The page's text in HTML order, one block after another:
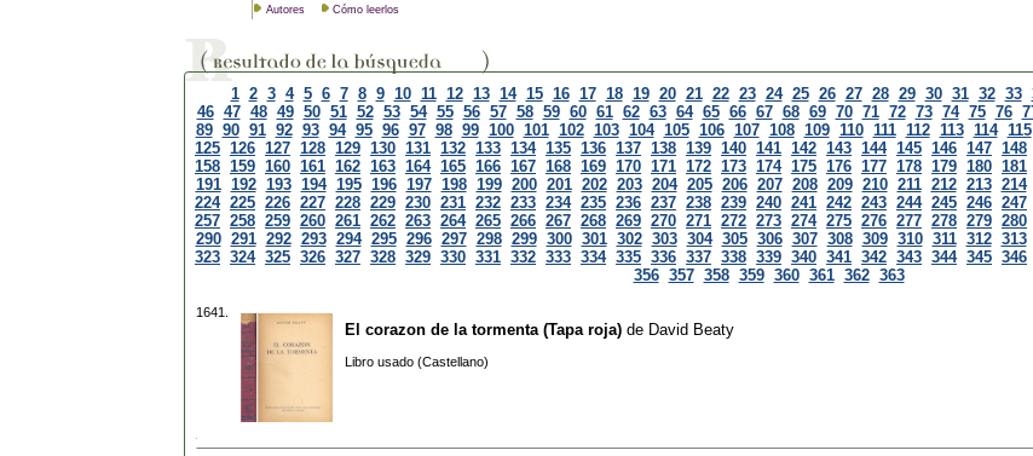
Autores Cómo leerlos
1 2 3 4 5 6 7 8 9 10 11 12 13 14 15 16 17 18 19 20 21 22 23 24 25 26 27 28 29 30 31 32 33
46 47 48 49 50 51 52 53 54 55 56 57 58 59 60 61 62 63 64 65 66 67 68 69 70 71 72 73 74 75 76
89 90 91 92 93 94 95 96 97 98 99 100 101 102 103 104 105 106 107 108 109 110 111 112 113 114 115
125 126 127 128 129 130 131 132 133 134 135 136 137 138 139 140 141 142 143 144 145 146 147 148
158 159 160 161 162 163 164 165 166 167 168 169 170 171 172 173 174 175 176 177 178 179 180 181
191 192 193 194 195 196 197 198 199 200 201 202 203 204 205 206 207 208 209 210 211 212 213 214
224 225 226 227 228 229 230 231 232 233 234 235 236 237 238 239 240 241 242 243 244 245 246 247
257 258 259 260 261 262 263 264 265 266 267 268 269 270 271 272 273 274 275 276 277 278 279 280
290 291 292 293 294 295 296 297 298 299 300 301 302 303 304 305 306 307 308 309 310 311 312 313
323 324 325 326 327 328 329 330 331 332 333 334 335 336 337 338 339 340 341 342 343 344 345 346
356 357 358 359 360 361 362 363
1641.
El corazon de la tormenta (Tapa roja) de David Beaty
Libro usado (Castellano)